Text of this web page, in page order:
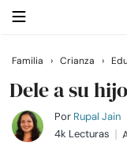
Buscar
Familia › Crianza ›
Dele a su
Por Rupal Jain
4k Lecturas